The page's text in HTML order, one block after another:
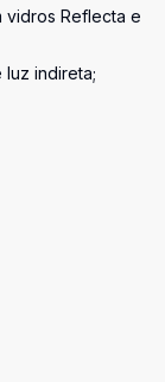
vidros Reflecta e
luz indireta;